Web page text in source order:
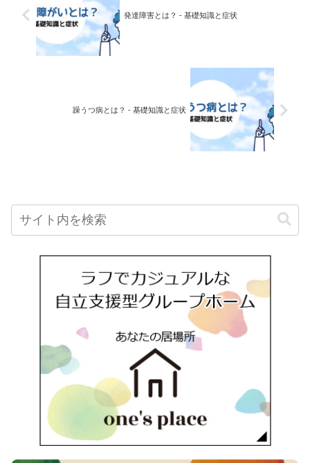
発達障害とは？ - 基礎知識と症状
躁うつ病とは？ - 基礎知識と症状